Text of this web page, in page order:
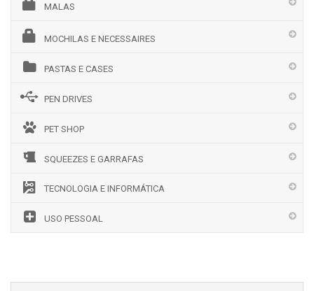
MALAS
MOCHILAS E NECESSAIRES
PASTAS E CASES
PEN DRIVES
PET SHOP
SQUEEZES E GARRAFAS
TECNOLOGIA E INFORMÁTICA
USO PESSOAL